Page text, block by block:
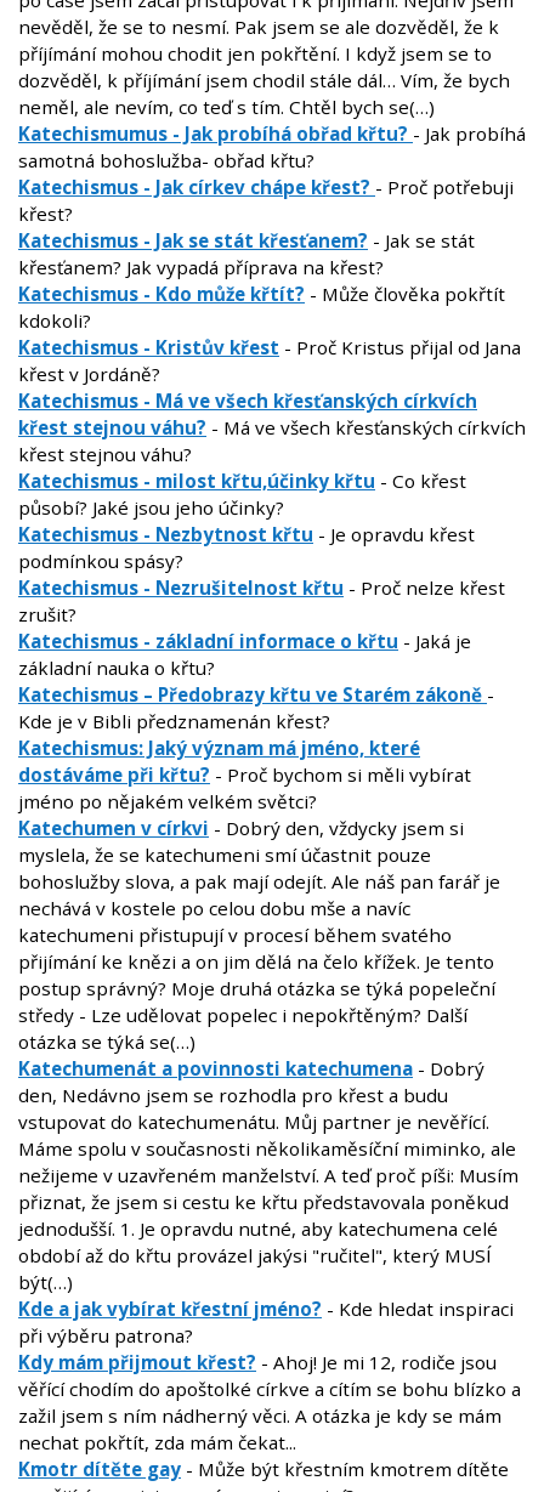
nevěděl, že se to nesmí. Pak jsem se ale dozvěděl, že k
příjímání mohou chodit jen pokřtění. I když jsem se to
dozvěděl, k příjímání jsem chodil stále dál… Vím, že bych
neměl, ale nevím, co teď s tím. Chtěl bych se(…)
Katechismumus - Jak probíhá obřad křtu? - Jak probíhá
samotná bohoslužba- obřad křtu?
Katechismus - Jak církev chápe křest? - Proč potřebuji
křest?
Katechismus - Jak se stát křesťanem? - Jak se stát
křesťanem? Jak vypadá příprava na křest?
Katechismus - Kdo může křtít? - Může člověka pokřtít
kdokoli?
Katechismus - Kristův křest - Proč Kristus přijal od Jana
křest v Jordáně?
Katechismus - Má ve všech křesťanských církvích
křest stejnou váhu? - Má ve všech křesťanských církvích
křest stejnou váhu?
Katechismus - milost křtu,účinky křtu - Co křest
působí? Jaké jsou jeho účinky?
Katechismus - Nezbytnost křtu - Je opravdu křest
podmínkou spásy?
Katechismus - Nezrušitelnost křtu - Proč nelze křest
zrušit?
Katechismus - základní informace o křtu - Jaká je
základní nauka o křtu?
Katechismus – Předobrazy křtu ve Starém zákoně -
Kde je v Bibli předznamenán křest?
Katechismus: Jaký význam má jméno, které
dostáváme při křtu? - Proč bychom si měli vybírat
jméno po nějakém velkém světci?
Katechumen v církvi - Dobrý den, vždycky jsem si
myslela, že se katechumeni smí účastnit pouze
bohoslužby slova, a pak mají odejít. Ale náš pan farář je
nechává v kostele po celou dobu mše a navíc
katechumeni přistupují v procesí během svatého
přijímání ke knězi a on jim dělá na čelo křížek. Je tento
postup správný? Moje druhá otázka se týká popeleční
středy - Lze udělovat popelec i nepokřtěným? Další
otázka se týká se(…)
Katechumenát a povinnosti katechumena - Dobrý
den, Nedávno jsem se rozhodla pro křest a budu
vstupovat do katechumenátu. Můj partner je nevěřící.
Máme spolu v současnosti několikaměsíční miminko, ale
nežijeme v uzavřeném manželství. A teď proč píši: Musím
přiznat, že jsem si cestu ke křtu představovala poněkud
jednodušší. 1. Je opravdu nutné, aby katechumena celé
období až do křtu provázel jakýsi "ručitel", který MUSÍ
být(…)
Kde a jak vybírat křestní jméno? - Kde hledat inspiraci
při výběru patrona?
Kdy mám přijmout křest? - Ahoj! Je mi 12, rodiče jsou
věřící chodím do apoštolké církve a cítím se bohu blízko a
zažil jsem s ním nádherný věci. A otázka je kdy se mám
nechat pokřtít, zda mám čekat...
Kmotr dítěte gay - Může být křestním kmotrem dítěte